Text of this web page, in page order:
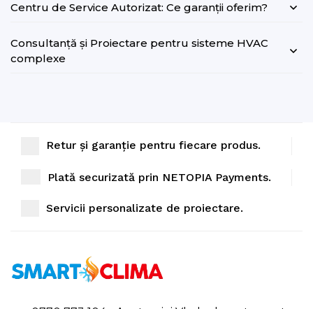
Centru de Service Autorizat: Ce garanții oferim?
Consultanță și Proiectare pentru sisteme HVAC
complexe
Retur și garanție pentru fiecare produs.
Plată securizată prin NETOPIA Payments.
Servicii personalizate de proiectare.